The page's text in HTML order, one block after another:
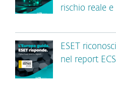
rischio reale
ESET
nel report